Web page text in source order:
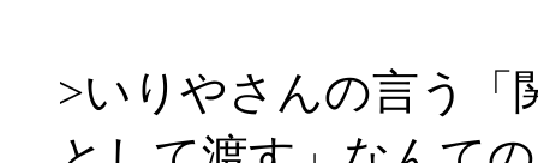
>いりやさんの言う「